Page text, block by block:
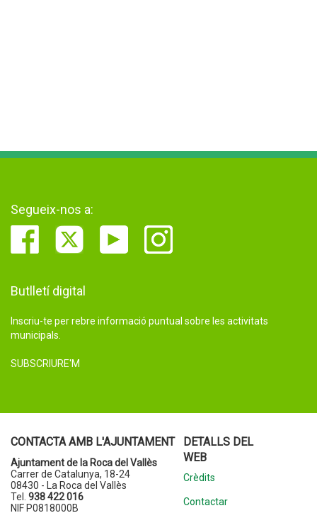
Segueix-nos a:
Butlletí digital
Inscriu-te per rebre informació puntual sobre les activitats
municipals.
SUBSCRIURE'M
CONTACTA AMB L'AJUNTAMENT
Ajuntament de la Roca del Vallès
Carrer de Catalunya, 18-24
08430 - La Roca del Vallès
Tel. 938 422 016
NIF P0818000B
DETALLS DEL
WEB
Crèdits
Contactar